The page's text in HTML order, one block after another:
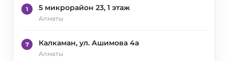
1 5 микрорайон 23, 1 этаж
Алматы
7 Калкаман, ул. Ашимова 4а
Алматы